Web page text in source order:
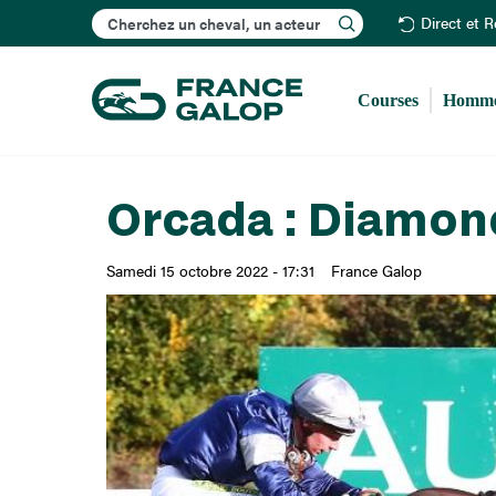
Rechercher Direct et
Courses
Orcada :
Samedi 15 octobre 2022 - 17:31 France Galop